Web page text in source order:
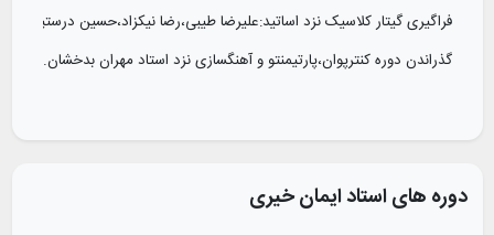
فراگیری گیتار کلاسیک نزد اساتید:علیرضا طیبی،رضا نیکزاد،حسین
گذراندن دوره کنترپوان،پارتیمنتو و آهنگسازی نزد استاد مهران بدخشان.
دستاورد‌های آموزشی و هنری
برگزاری رسیتال گیتار کلاسیک.
دوره های استادایمان خیری